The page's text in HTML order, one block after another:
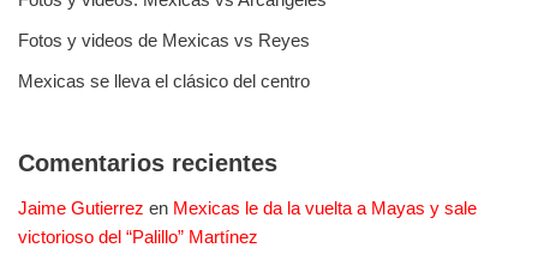
Fotos y videos de Mexicas vs Reyes
Mexicas se lleva el clásico del centro
Comentarios recientes
Jaime Gutierrez en Mexicas le da la vuelta a Mayas y sale
victorioso del “Palillo” Martínez